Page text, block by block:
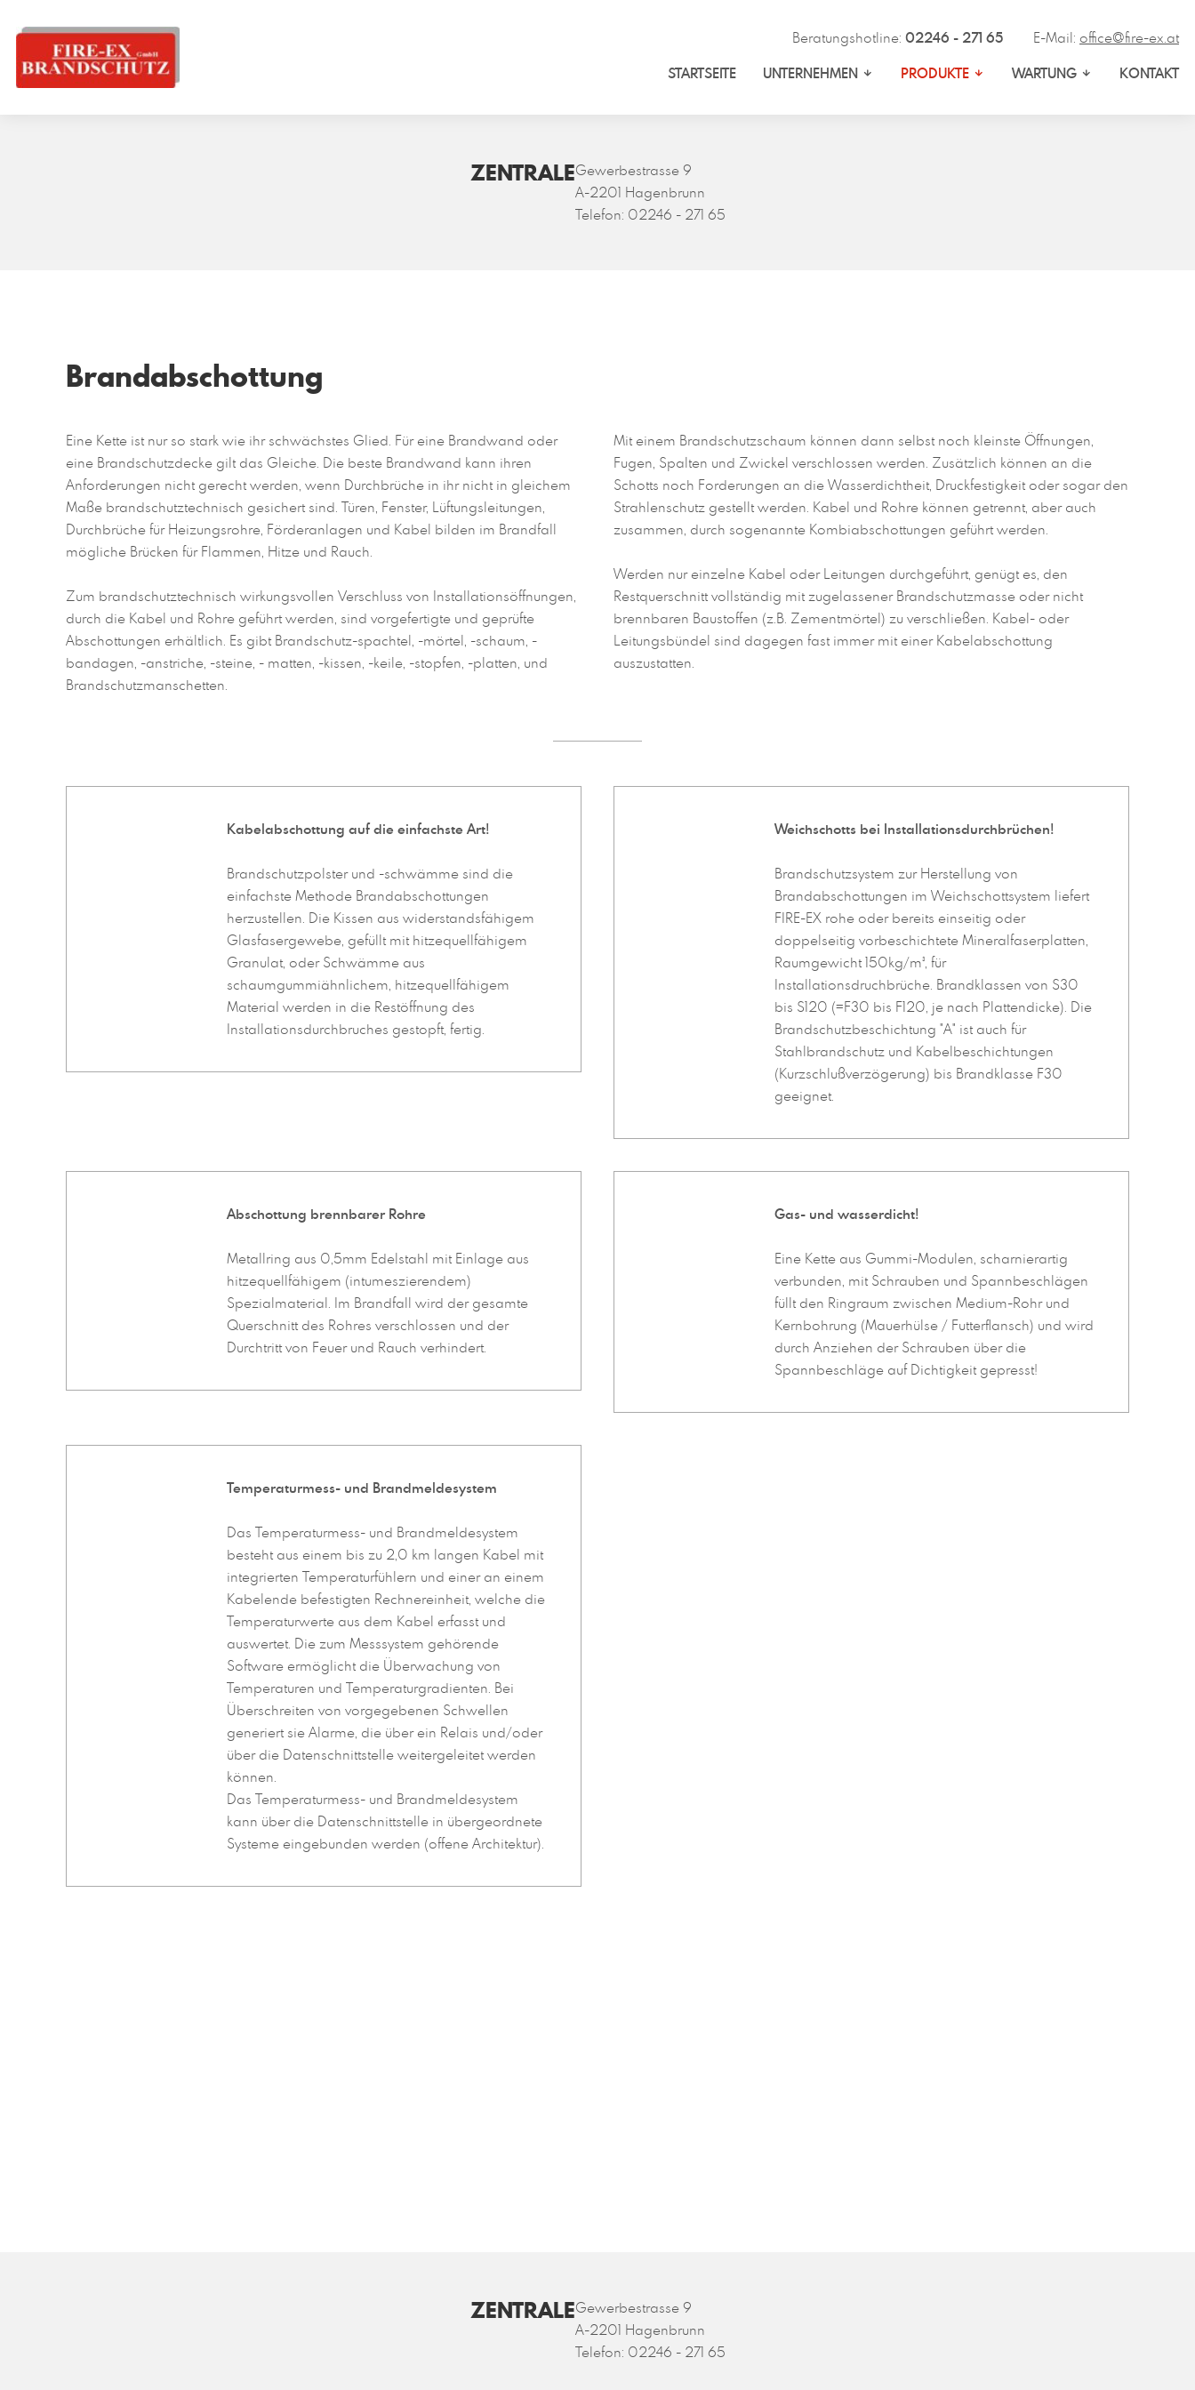
Beratungshotline:02246 - 271 65 E-Mail: office@fire-ex.at
STARTSEITE
UNTERNEHMEN PRODUKTE WARTUNG KONTAKT
ZENTRALEGewerbestrasse 9
A-2201 Hagenbrunn
Telefon: 02246 - 271 65
Brandabschottung
Eine Kette ist nur so stark wie ihr schwächstes Glied. Für eine Brandwand oder
eine Brandschutzdecke gilt das Gleiche. Die beste Brandwand kann ihren
Anforderungen nicht gerecht werden, wenn Durchbrüche in ihr nicht in gleichem
Maße brandschutztechnisch gesichert sind. Türen, Fenster, Lüftungsleitungen,
Durchbrüche für Heizungsrohre, Förderanlagen und Kabel bilden im Brandfall
mögliche Brücken für Flammen, Hitze und Rauch.
Zum brandschutztechnisch wirkungsvollen Verschluss von Installationsöffnungen,
durch die Kabel und Rohre geführt werden, sind vorgefertigte und geprüfte
Abschottungen erhältlich. Es gibt Brandschutz-spachtel, -mörtel, -schaum, -
bandagen, -anstriche, -steine, - matten, -kissen, -keile, -stopfen, -platten, und
Brandschutzmanschetten.
Mit einem Brandschutzschaum können dann selbst noch kleinste Öffnungen,
Fugen, Spalten und Zwickel verschlossen werden. Zusätzlich können an die
Schotts noch Forderungen an die Wasserdichtheit, Druckfestigkeit oder sogar den
Strahlenschutz gestellt werden. Kabel und Rohre können getrennt, aber auch
zusammen, durch sogenannte Kombiabschottungen geführt werden.
Werden nur einzelne Kabel oder Leitungen durchgeführt, genügt es, den
Restquerschnitt vollständig mit zugelassener Brandschutzmasse oder nicht
brennbaren Baustoffen (z.B. Zementmörtel) zu verschließen. Kabel- oder
Leitungsbündel sind dagegen fast immer mit einer Kabelabschottung
auszustatten.
Kabelabschottung auf die einfachste Art!
Brandschutzpolster und -schwämme sind die
einfachste Methode Brandabschottungen
herzustellen. Die Kissen aus widerstandsfähigem
Glasfasergewebe, gefüllt mit hitzequellfähigem
Granulat, oder Schwämme aus
schaumgummiähnlichem, hitzequellfähigem
Material werden in die Restöffnung des
Installationsdurchbruches gestopft, fertig.
Weichschotts bei Installationsdurchbrüchen!
Brandschutzsystem zur Herstellung von
Brandabschottungen im Weichschottsystem liefert
FIRE-EX rohe oder bereits einseitig oder
doppelseitig vorbeschichtete Mineralfaserplatten,
Raumgewicht 150kg/m³, für
Installationsdruchbrüche. Brandklassen von S30
bis S120 (=F30 bis F120, je nach Plattendicke). Die
Brandschutzbeschichtung "A" ist auch für
Stahlbrandschutz und Kabelbeschichtungen
(Kurzschlußverzögerung) bis Brandklasse F30
geeignet.
Abschottung brennbarer Rohre
Metallring aus 0,5mm Edelstahl mit Einlage aus
hitzequellfähigem (intumeszierendem)
Spezialmaterial. Im Brandfall wird der gesamte
Querschnitt des Rohres verschlossen und der
Durchtritt von Feuer und Rauch verhindert.
Gas- und wasserdicht!
Eine Kette aus Gummi-Modulen, scharnierartig
verbunden, mit Schrauben und Spannbeschlägen
füllt den Ringraum zwischen Medium-Rohr und
Kernbohrung (Mauerhülse / Futterflansch) und wird
durch Anziehen der Schrauben über die
Spannbeschläge auf Dichtigkeit gepresst!
Temperaturmess- und Brandmeldesystem
Das Temperaturmess- und Brandmeldesystem
besteht aus einem bis zu 2,0 km langen Kabel mit
integrierten Temperaturfühlern und einer an einem
Kabelende befestigten Rechnereinheit, welche die
Temperaturwerte aus dem Kabel erfasst und
auswertet. Die zum Messsystem gehörende
Software ermöglicht die Überwachung von
Temperaturen und Temperaturgradienten. Bei
Überschreiten von vorgegebenen Schwellen
generiert sie Alarme, die über ein Relais und/oder
über die Datenschnittstelle weitergeleitet werden
können.
Das Temperaturmess- und Brandmeldesystem
kann über die Datenschnittstelle in übergeordnete
Systeme eingebunden werden (offene Architektur).
ZENTRALEGewerbestrasse 9
A-2201 Hagenbrunn
Telefon: 02246 - 271 65